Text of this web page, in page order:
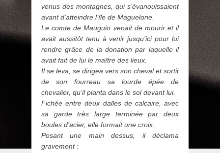
venus des montagnes, qui s’évanouissaient
avant d’atteindre l’île de Maguelone.
Le comte de Mauguio venait de mourir et il
avait aussitôt tenu à venir jusqu’ici pour lui
rendre grâce de la donation par laquelle il
avait fait de lui le maître des lieux.
Il se leva, se dirigea vers son cheval et sortit
de son fourreau sa lourde épée de
chevalier, qu’il planta dans le sol devant lui.
Fichée entre deux dalles de calcaire, avec
sa garde très large terminée par deux
boules d’acier, elle formait une croix.
Posant une main dessus, il déclama
gravement :